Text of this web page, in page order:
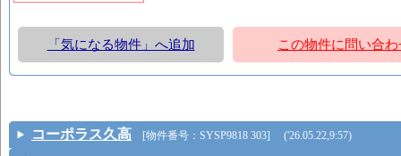
「気になる物件」へ追加 この物件に問い合わ
コーポラス久高 [物件番号：SYSP9818 303] ('26.05.22,9:57)